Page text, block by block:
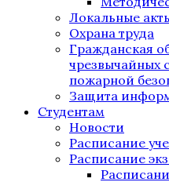
Локальные
Охрана труда
Гражданская
чрезвычайных
пожарной
Защита
Студентам
Новости
Расписание
Расписание